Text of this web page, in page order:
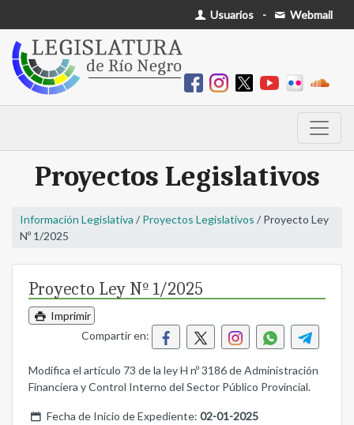
Usuarios - Webmail
Proyectos Legislativos
Información Legislativa / Proyectos Legislativos / Proyecto Ley
Nº 1/2025
Proyecto Ley Nº 1/2025
Imprimir
Compartir en:
Modifica el artículo 73 de la ley H nº 3186 de Administración
Financiera y Control Interno del Sector Público Provincial.
Fecha de Inicio de Expediente: 02-01-2025